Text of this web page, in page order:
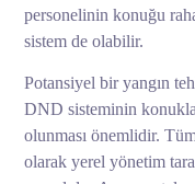
personelinin konuğu
sistem de olabilir.
Potansiyel bir yangın
DND sisteminin
olunması önemlidir.
olarak yerel yönetim